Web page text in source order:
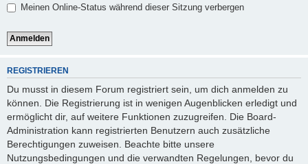
Meinen Online-Status während dieser Sitzung verbergen
REGISTRIEREN
Du musst in diesem Forum registriert sein, um dich anmelden zu
können. Die Registrierung ist in wenigen Augenblicken erledigt und
ermöglicht dir, auf weitere Funktionen zuzugreifen. Die Board-
Administration kann registrierten Benutzern auch zusätzliche
Berechtigungen zuweisen. Beachte bitte unsere
Nutzungsbedingungen und die verwandten Regelungen, bevor du